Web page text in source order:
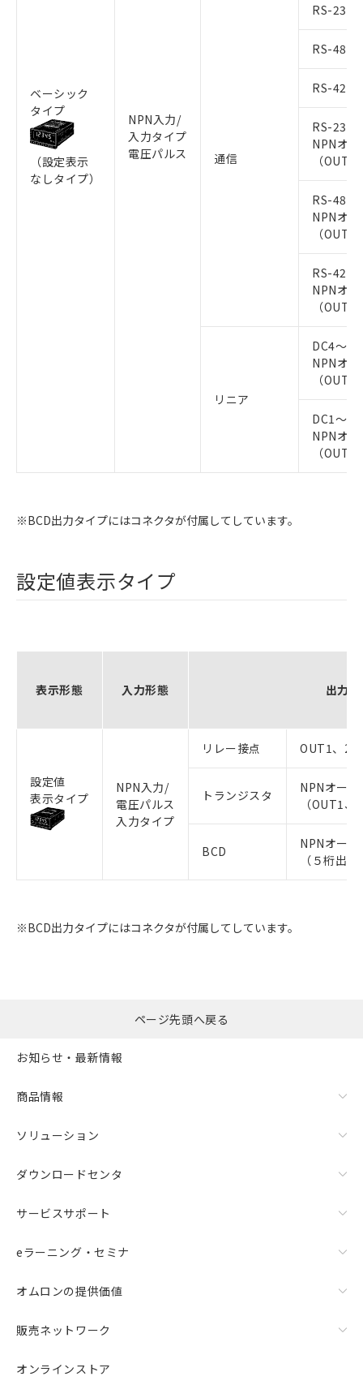
ベーシック
タイプ
（設定表示
なしタイプ）
NPN入力/
入力タイプ
電圧パルス
通信
RS-232C
RS-485
RS-422
RS-
NPNオ
（
RS-485+
NPNオ
（
RS-422+
NPNオ
（
リニア
DC4～
NPNオ
（
DC1～
NPNオ
（
※BCD出力タイプにはコネクタが付属してしています。
設定値表示タイプ
表示形態 入力形態 出力
設定値
表示タイプ
NPN入力/
電圧パルス
入力タイプ
リレー接点 OUT1、2
トランジスタ
NPNオー
（OUT1
BCD
NPNオー
（５桁出
※BCD出力タイプにはコネクタが付属してしています。
ページ先頭へ戻る
お知らせ・最新情報
商品情報
ソリューション
ダウンロードセンタ
サービスサポート
eラーニング・セミナ
オムロンの提供価値
販売ネットワーク
オンラインストア